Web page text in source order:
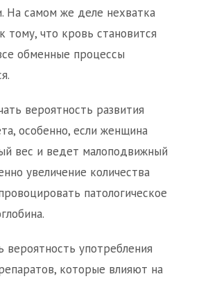
На самом же деле нехватка
тому, что кровь становится
обменные процессы
вероятность развития
особенно, если женщина
вес и ведет малоподвижный
увеличение количества
патологическое
вероятность употребления
которые влияют на